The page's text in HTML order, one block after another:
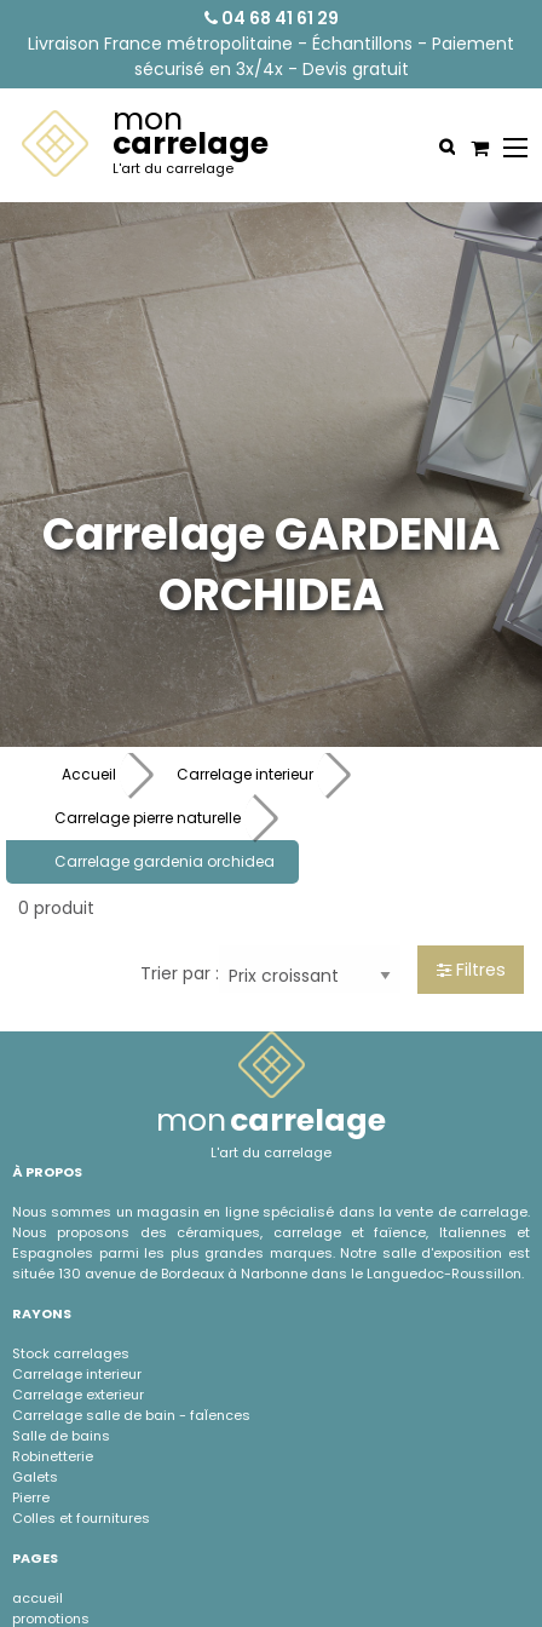
04 68 41 61 29
Livraison France métropolitaine - Échantillons - Paiement
sécurisé en 3x/4x - Devis gratuit
mon
carrelage
L'art du carrelage
Carrelage GARDENIA
ORCHIDEA
Accueil Carrelage interieur
Carrelage pierre naturelle
Carrelage gardenia orchidea
0 produit
Trier par : Filtres
moncarrelage
L'art du carrelage
À PROPOS
Nous sommes un magasin en ligne spécialisé dans la vente de carrelage.
Nous proposons des céramiques, carrelage et faïence, Italiennes et
Espagnoles parmi les plus grandes marques. Notre salle d'exposition est
située 130 avenue de Bordeaux à Narbonne dans le Languedoc-Roussillon.
RAYONS
Stock carrelages
Carrelage interieur
Carrelage exterieur
Carrelage salle de bain - faÏences
Salle de bains
Robinetterie
Galets
Pierre
Colles et fournitures
PAGES
accueil
promotions